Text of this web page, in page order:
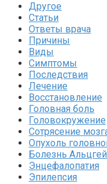
Другое
Статьи
Ответы врача
Причины
Виды
Симптомы
Последствия
Лечение
Восстановление
Головная боль
Головокружение
Сотрясение
Опухоль
Болезнь
Энцефалопатия
Эпилепсия